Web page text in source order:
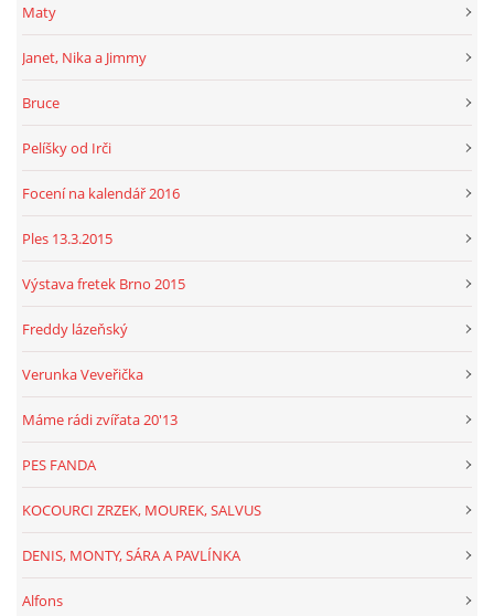
Maty
Janet, Nika a Jimmy
Bruce
Pelíšky od Irči
Focení na kalendář 2016
Ples 13.3.2015
Výstava fretek Brno 2015
Freddy lázeňský
Verunka Veveřička
Máme rádi zvířata 20'13
PES FANDA
KOCOURCI ZRZEK, MOUREK, SALVUS
DENIS, MONTY, SÁRA A PAVLÍNKA
Alfons